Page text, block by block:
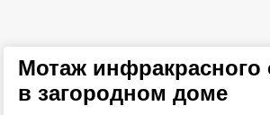
Мотаж инфракрасного
в загородном доме